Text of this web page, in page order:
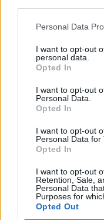
Personal Data
I want to opt-out
personal data.
Opted In
I want to opt-out
Personal Data.
Opted In
I want to opt-out
Personal Data for
Opted In
I want to opt-out
Retention, Sale,
Personal Data
Purposes for
Opted Out